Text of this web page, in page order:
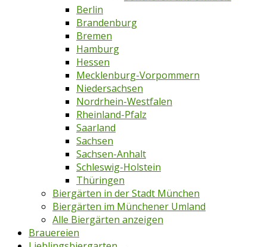
Berlin
Brandenburg
Bremen
Hamburg
Hessen
Mecklenburg-Vorpommern
Niedersachsen
Nordrhein-Westfalen
Rheinland-Pfalz
Saarland
Sachsen
Sachsen-Anhalt
Schleswig-Holstein
Thüringen
Biergärten in der Stadt München
Biergärten im Münchener Umland
Alle Biergärten anzeigen
Brauereien